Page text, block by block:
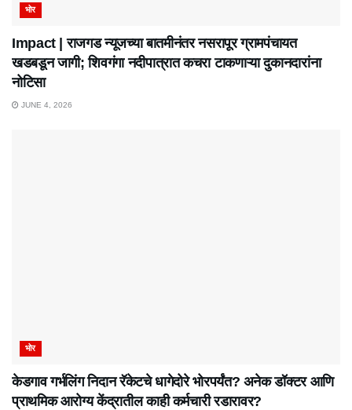
भोर
Impact | राजगड न्यूजच्या बातमीनंतर नसरापूर ग्रामपंचायत
खडबडून जागी; शिवगंगा नदीपात्रात कचरा टाकणाऱ्या दुकानदारांना
नोटिसा
JUNE 4, 2026
भोर
केडगाव गर्भलिंग निदान रॅकेटचे धागेदोरे भोरपर्यंत? अनेक डॉक्टर आणि
प्राथमिक आरोग्य केंद्रातील काही कर्मचारी रडारावर?